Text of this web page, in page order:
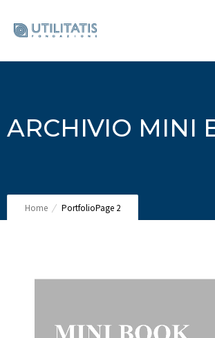
ARCHIVIO MINI
Home PortfolioPage 2